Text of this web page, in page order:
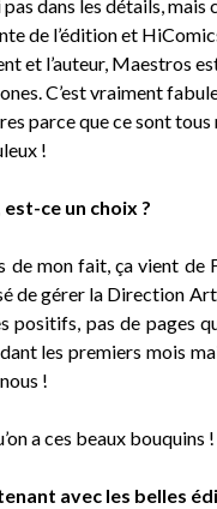
pas dans les détails,
de l’édition et
et l’auteur, Maestros
C’est vraiment
parce que ce sont tous
!
ce un choix ?
de mon fait, ça vient de
de gérer la Direction
pas de pages
les premiers mois
!
a ces beaux bouquins !
avec les belles